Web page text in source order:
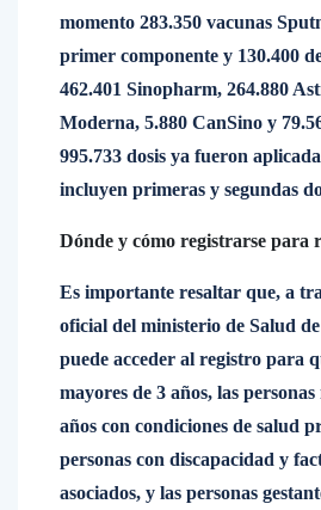
momento 283.350 vacunas
primer componente y 130.400
462.401 Sinopharm, 264.880
Moderna, 5.880 CanSino y
995.733 dosis ya fueron
incluyen primeras y segundas
Dónde y cómo registrarse para
Es importante resaltar que, a
oficial del ministerio de Salud
puede acceder al registro para
mayores de 3 años, las
años con condiciones de salud
personas con discapacidad y
asociados, y las personas